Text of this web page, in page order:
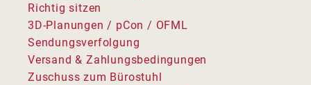
Richtig sitzen
3D-Planungen / pCon / OFML
Sendungsverfolgung
Versand & Zahlungsbedingungen
Zuschuss zum Bürostuhl